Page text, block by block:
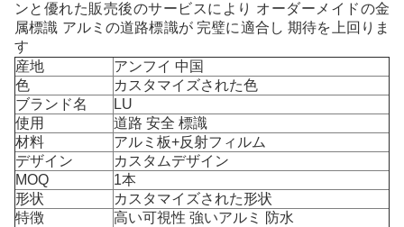
ンと優れた販売後のサービスにより オーダーメイドの金
属標識 アルミの道路標識が 完璧に適合し 期待を上回りま
す
産地
アンフイ 中国
色
カスタマイズされた色
ブランド名
LU
使用
道路 安全 標識
材料
アルミ板+反射フィルム
デザイン
カスタムデザイン
MOQ
1本
形状
カスタマイズされた形状
特徴
高い可視性 強いアルミ 防水